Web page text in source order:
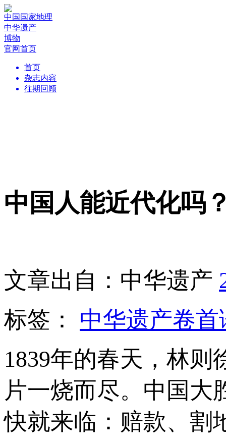
中国国家地理
中华遗产
博物
官网首页
首页
杂志内容
往期回顾
中国人能近代化吗
文章出自：中华遗产
标签： 中华遗产卷首
1839年的春天，林
片一烧而尽。中国大
快就来临：赔款、